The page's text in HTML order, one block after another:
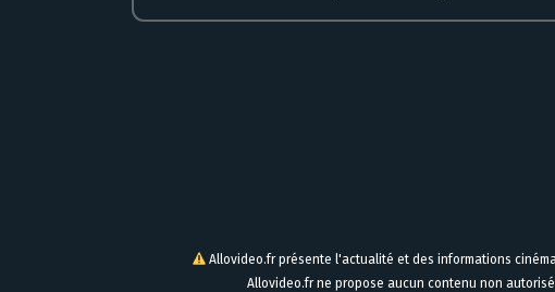
Allovideo.fr présente l'actualité et des informations
Allovideo.fr ne propose aucun contenu non